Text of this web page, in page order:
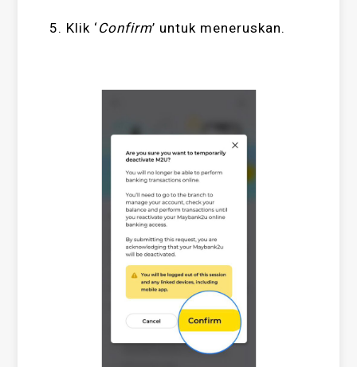
5. Klik ‘Confirm’ untuk meneruskan.